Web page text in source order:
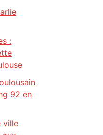
:
92 en
ville